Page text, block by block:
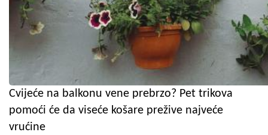
Cvijeće na balkonu vene prebrzo? Pet trikova
pomoći će da viseće košare prežive najveće
vrućine